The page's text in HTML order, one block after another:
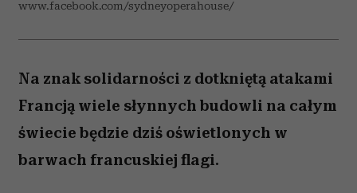
www.facebook.com/sydneyoperahouse/
Na znak solidarności z dotkniętą atakami
Francją wiele słynnych budowli na całym
świecie będzie dziś oświetlonych w
barwach francuskiej flagi.